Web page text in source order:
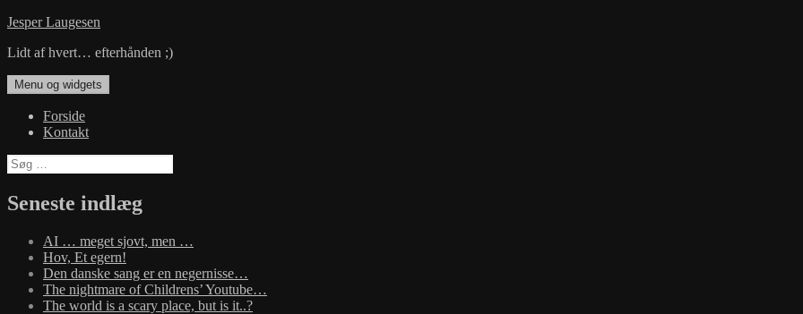
Hop
indhold
Jesper Laugesen
Lidt af hvert… efterhånden ;)
Menu og widgets
Forside
Kontakt
Søg
efter:
Seneste indlæg
AI … meget sjovt, men …
Hov, Et egern!
Den danske sang er en negernisse…
The nightmare of Childrens’ Youtube…
The world is a scary place, but is it..?